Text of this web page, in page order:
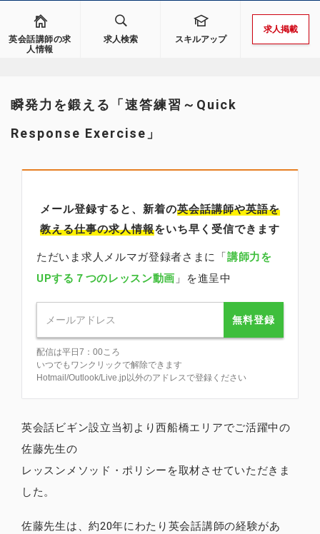
英会話講師の求
人情報
求人検索 スキルアップ
求人掲載
瞬発力を鍛える「速答練習～Quick
Response Exercise」
メール登録すると、新着の英会話講師や英語を
教える仕事の求人情報をいち早く受信できます
ただいま求人メルマガ登録者さまに「講師力を
UPする７つのレッスン動画 」を進呈中
無料登録
配信は平日7：00ころ
いつでもワンクリックで解除できます
Hotmail/Outlook/Live.jp以外のアドレスで登録ください
英会話ビギン設立当初より西船橋エリアでご活躍中の
佐藤先生の
レッスンメソッド・ポリシーを取材させていただきま
した。
佐藤先生は、約20年にわたり英会話講師の経験があ